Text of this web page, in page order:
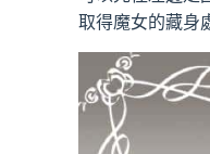
取得魔女的藏身